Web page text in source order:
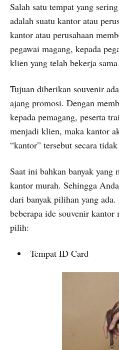
Salah satu tempat yang
adalah suatu kantor atau
kantor atau perusahaan
pegawai magang, kepada
klien yang telah bekerja sama
Tujuan diberikan souvenir
ajang promosi. Dengan
kepada pemagang, peserta
menjadi klien, maka kantor
“kantor” tersebut secara
Saat ini bahkan banyak yang
kantor murah. Sehingga
dari banyak pilihan yang
beberapa ide souvenir
pilih:
Tempat ID Card